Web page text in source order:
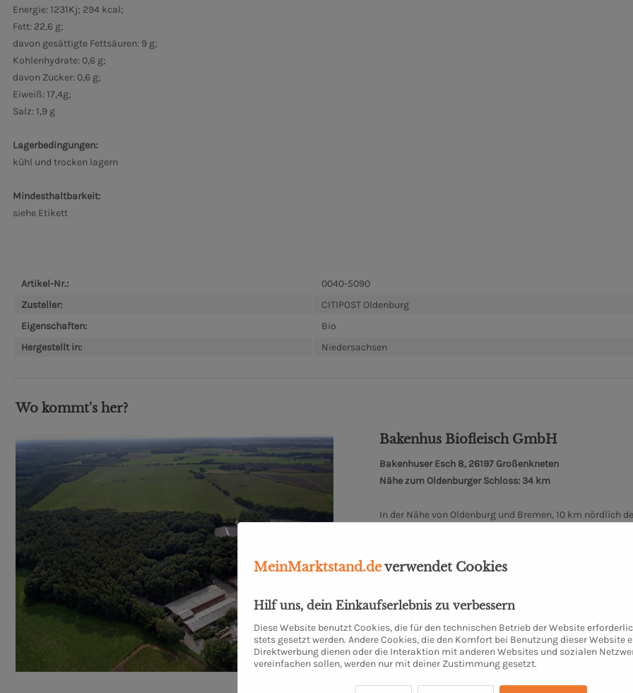
Energie: 1231Kj; 294 kcal;
Fett: 22,6 g;
davon gesättigte Fettsäuren: 9 g;
Kohlenhydrate: 0,6 g;
davon Zucker: 0,6 g;
Eiweiß: 17,4g;
Salz: 1,9 g
Lagerbedingungen:
kühl und trocken lagern
Mindesthaltbarkeit:
siehe Etikett
Artikel-Nr.:
0040-5090
Zusteller:
CITIPOST Oldenburg
Eigenschaften:
Bio
Hergestellt in:
Niedersachsen
Wo kommt's her?
Bakenhus Biofleisch GmbH
Bakenhuser Esch 8, 26197 Großenkneten
Nähe zum Oldenburger Schloss: 34 km
In der Nähe von Oldenburg und Bremen, 10 km nördlich
Bakenhus, ruhig und idyllisch gelegen im Naturpark
bewirtschaftet. Die Bakenhus Biofleisch GmbH wurde
kleinen Landschlachterei im Nachbarort durchgeführt
Verpackung in eigenen Räumlichkeiten statt. Kurzum:
keine chemischen oder synthetischen Zusatzstoffe.
Mehr zum Biohof Bakenhus
MeinMarktstand.deverwendet Cookies
Hilf uns, dein Einkaufserlebnis zu verbessern
Diese Website benutzt Cookies, die für den technischen Betrieb der Website
stets gesetzt werden. Andere Cookies, die den Komfort bei Benutzung dieser Website
Direktwerbung dienen oder die Interaktion mit anderen Websites und sozialen
vereinfachen sollen, werden nur mit deiner Zustimmung gesetzt.